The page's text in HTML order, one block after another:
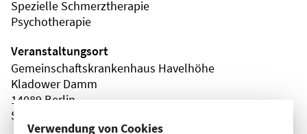
Verwendung von Cookies
Spezielle Schmerztherapie
Psychotherapie
Veranstaltungsort
Gemeinschaftskrankenhaus Havelhöhe
Kladower Damm
14089 Berlin
Spandau